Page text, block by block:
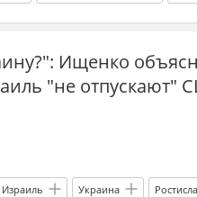
Василий Дандыкин
Ищенко
"не отпускают"
Израиль Украина